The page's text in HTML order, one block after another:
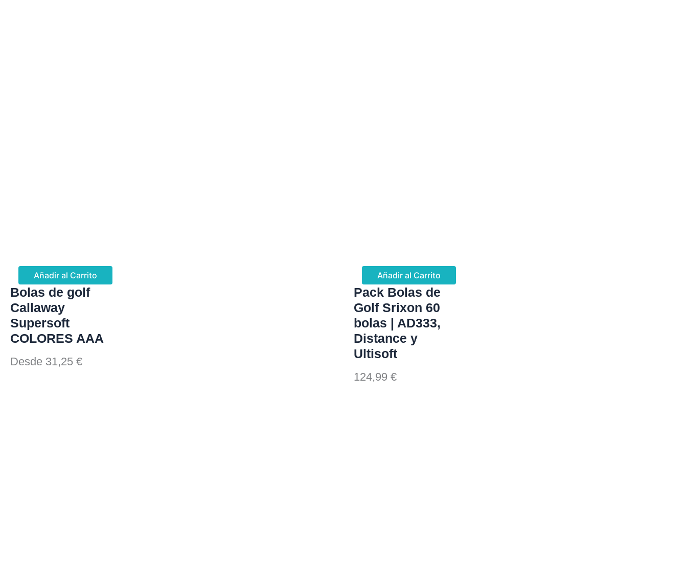
Añadir al Carrito
Bolas de golf
Callaway
Supersoft
COLORES AAA
Desde 31,25 €
Añadir al Carrito
Pack Bolas de
Golf Srixon 60
bolas | AD333,
Distance y
Ultisoft
124,99 €